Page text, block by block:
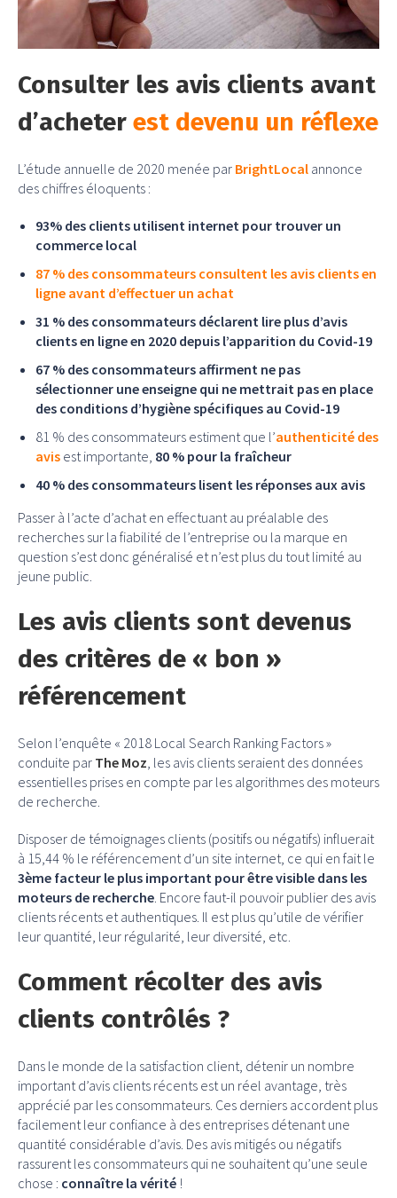
Consulter les avis clients avant
d’acheter est devenu un réflexe
L’étude annuelle de 2020 menée par BrightLocal annonce
des chiffres éloquents :
93% des clients utilisent internet pour trouver un
commerce local
87 % des consommateurs consultent les avis clients en
ligne avant d’effectuer un achat
31 % des consommateurs déclarent lire plus d’avis
clients en ligne en 2020 depuis l’apparition du Covid-19
67 % des consommateurs affirment ne pas
sélectionner une enseigne qui ne mettrait pas en place
des conditions d’hygiène spécifiques au Covid-19
81 % des consommateurs estiment que l’authenticité des
avis est importante, 80 % pour la fraîcheur
40 % des consommateurs lisent les réponses aux avis
Passer à l’acte d’achat en effectuant au préalable des
recherches sur la fiabilité de l’entreprise ou la marque en
question s’est donc généralisé et n’est plus du tout limité au
jeune public.
Les avis clients sont devenus
des critères de « bon »
référencement
Selon l’enquête « 2018 Local Search Ranking Factors »
conduite par The Moz , les avis clients seraient des données
essentielles prises en compte par les algorithmes des moteurs
de recherche.
Disposer de témoignages clients (positifs ou négatifs) influerait
à 15,44 % le référencement d’un site internet, ce qui en fait le
3ème facteur le plus important pour être visible dans les
moteurs de recherche . Encore faut-il pouvoir publier des avis
clients récents et authentiques. Il est plus qu’utile de vérifier
leur quantité, leur régularité, leur diversité, etc.
Comment récolter des avis
clients contrôlés ?
Dans le monde de la satisfaction client, détenir un nombre
important d’avis clients récents est un réel avantage, très
apprécié par les consommateurs. Ces derniers accordent plus
facilement leur confiance à des entreprises détenant une
quantité considérable d’avis. Des avis mitigés ou négatifs
rassurent les consommateurs qui ne souhaitent qu’une seule
chose : connaître la vérité !